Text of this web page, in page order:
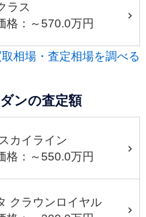
ラス
格：～570.0万円
相場・査定相場を調べる
ンの査定額
カイライン
格：～550.0万円
クラウンロイヤル